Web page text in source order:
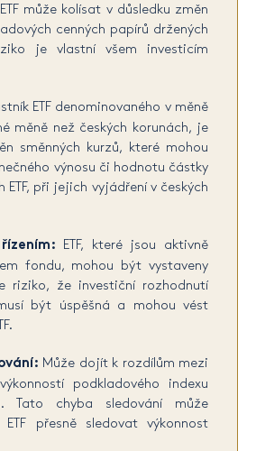
může kolísat v důsledku změn
cenných papírů držených
je vlastní všem investicím
ETF denominovaného v měně
měně než českých korunách, je
směnných kurzů, které mohou
výnosu či hodnotu částky
při jejich vyjádření v českých
ETF, které jsou aktivně
fondu, mohou být vystaveny
riziko, že investiční rozhodnutí
být úspěšná a mohou vést
Může dojít k rozdílům mezi
podkladového indexu
Tato chyba sledování může
přesně sledovat výkonnost